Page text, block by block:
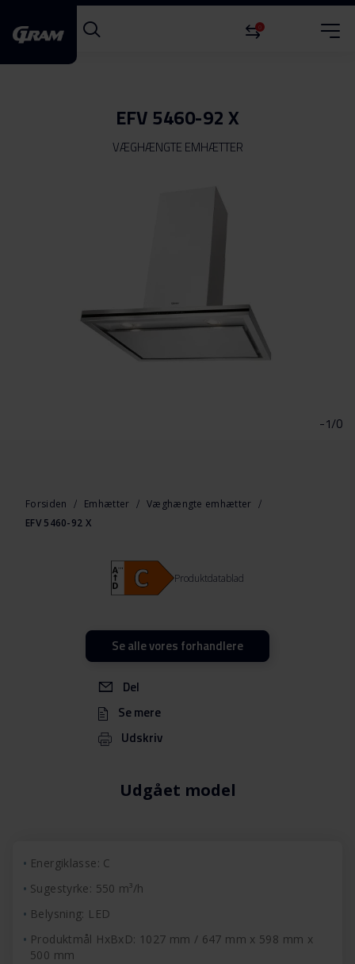
0
EFV 5460-92 X
VÆGHÆNGTE EMHÆTTER
-1/0
Forsiden Emhætter
Væghængte emhætter
EFV 5460-92 X
Udgået model
Del
Se mere
Udskriv
Produktdatablad
Se alle vores forhandlere
Energiklasse: C
Sugestyrke: 550 m³/h
Belysning: LED
Produktmål HxBxD: 1027 mm / 647 mm x 598 mm x
500 mm